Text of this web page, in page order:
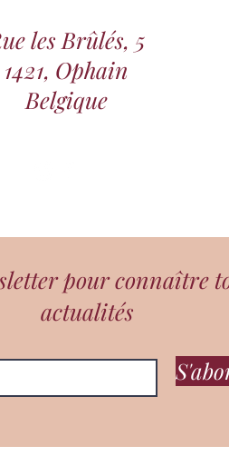
les Brûlés, 5
1421, Ophain
Belgique
pour connaître
actualités